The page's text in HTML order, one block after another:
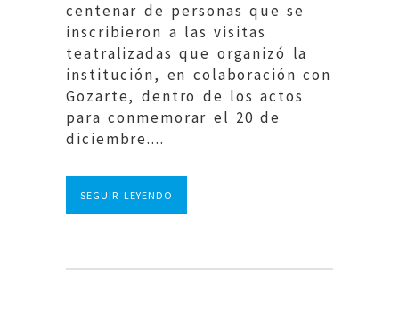
centenar de personas que se
inscribieron a las visitas
teatralizadas que organizó la
institución, en colaboración con
Gozarte, dentro de los actos
para conmemorar el 20 de
diciembre....
SEGUIR LEYENDO